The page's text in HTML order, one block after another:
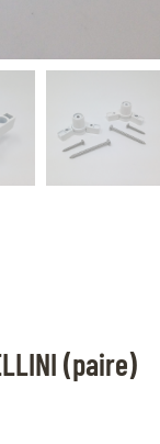
(paire)